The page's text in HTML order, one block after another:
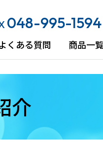
048-995-1594
くある質問 商品一
介